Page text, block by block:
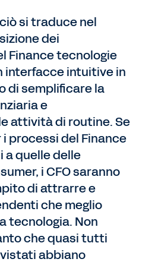
si traduce nel
dei
Finance tecnologie
interfacce intuitive in
di semplificare la
e
attività di routine. Se
processi del Finance
a quelle delle
i CFO saranno
di attrarre e
che meglio
tecnologia. Non
che quasi tutti
abbiano